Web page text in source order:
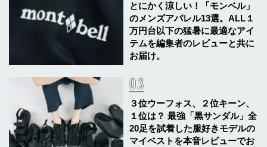
とにかく涼しい！「モンベル」
のメンズアパレル13選。ALL１
万円台以下の猛暑に最適なアイ
テムを編集者のレビューと共に
お届け。
３位ウーフォス、２位キーン、
１位は？ 最強「黒サンダル」全
20足を試着した服好きモデルの
マイベストを本音レビューでお